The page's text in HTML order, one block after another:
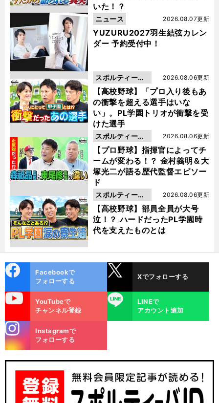
いた！？
YUZURU2027羽生結弦カレン
ダー 予約受付中！
2026.08.07更新
ニュース
【高校野球】「プロ入り後もあ
の衝撃を超える選手はいな
い」。PL学園トリオが衝撃を受
けた選手
2026.08.06更新
スポルティーバ
動画
【プロ野球】指揮官によってチ
ームが変わる！？ 金村義明＆大
塚光二が語る歴代監督エピソー
ド
2026.08.06更新
スポルティーバ
動画
【高校野球】部員全員が大号
泣！？ ハードだったPL学園時
代を支えたものとは
2026.08.06更新
スポルティーバ
動画
ok
Facebookで
フォローする
Xでフォローする
YouTubeで
チャンネル登録
LINE
LINEで
アカウント追加
m
Instagramで
フォローする